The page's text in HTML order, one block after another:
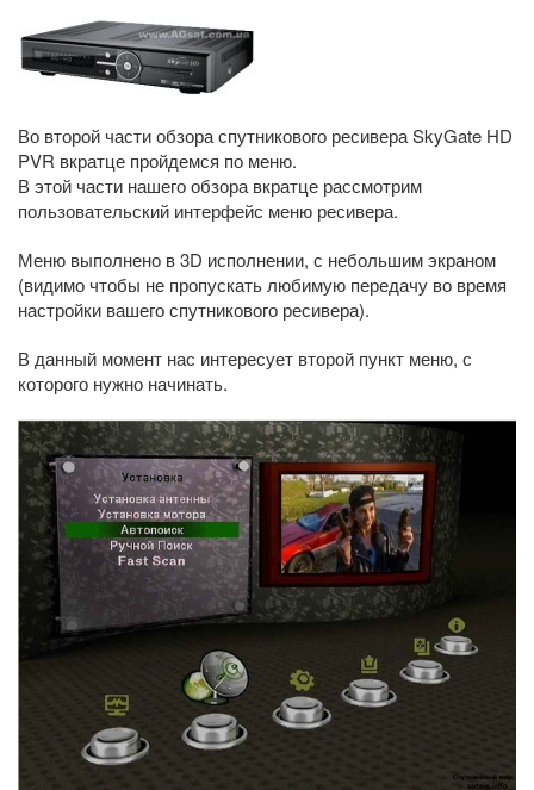
Во второй части обзора спутникового ресивера SkyGate HD
PVR вкратце пройдемся по меню.
В этой части нашего обзора вкратце рассмотрим
пользовательский интерфейс меню ресивера.
Меню выполнено в 3D исполнении, с небольшим экраном
(видимо чтобы не пропускать любимую передачу во время
настройки вашего спутникового ресивера).
В данный момент нас интересует второй пункт меню, с
которого нужно начинать.